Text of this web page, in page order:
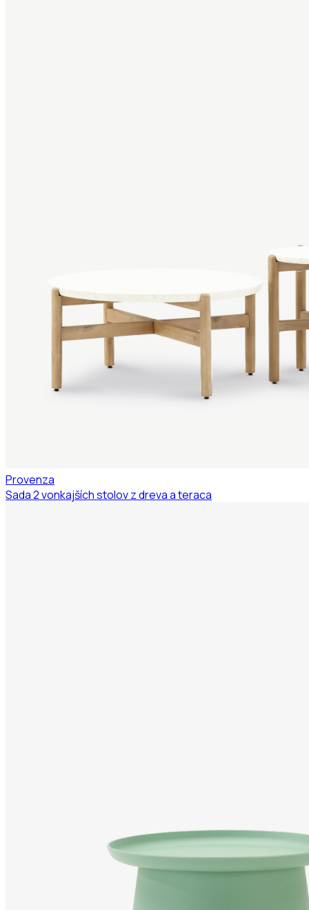
Provenza
Sada 2 vonkajších stolov z dreva a teraca